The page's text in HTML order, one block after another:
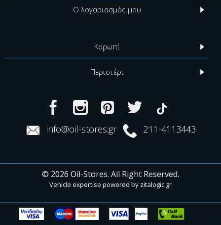
Ο λογαριασμός μου
Κορωπί
Περιστέρι
info@oil-stores.gr 211-4113443
© 2026 Oil-Stores. All Right Reserved.
Vehicle expertise powered by zitalogic.gr